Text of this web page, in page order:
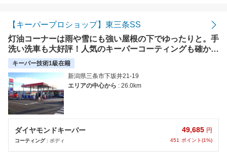
【キーパープロショップ】東三条SS
灯油コーナーは雨や雪にも強い屋根の下でゆったりと。手
洗い洗車も大好評！人気のキーパーコーティングも確かな
技術力できっとご満足いただけます。
キーパー技術1級在籍
新潟県三条市下坂井21-19
エリアの中心から : 26.0km
ダイヤモンドキーパー
コーティング: ボディ
49,685 円
451 ポイント(1%)